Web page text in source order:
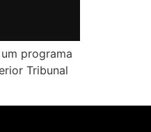
programa
Tribunal